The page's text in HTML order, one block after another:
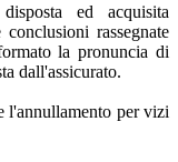
ed acquisita
rassegnate
la pronuncia di
dall'assicurato.
l'annullamento per vizi